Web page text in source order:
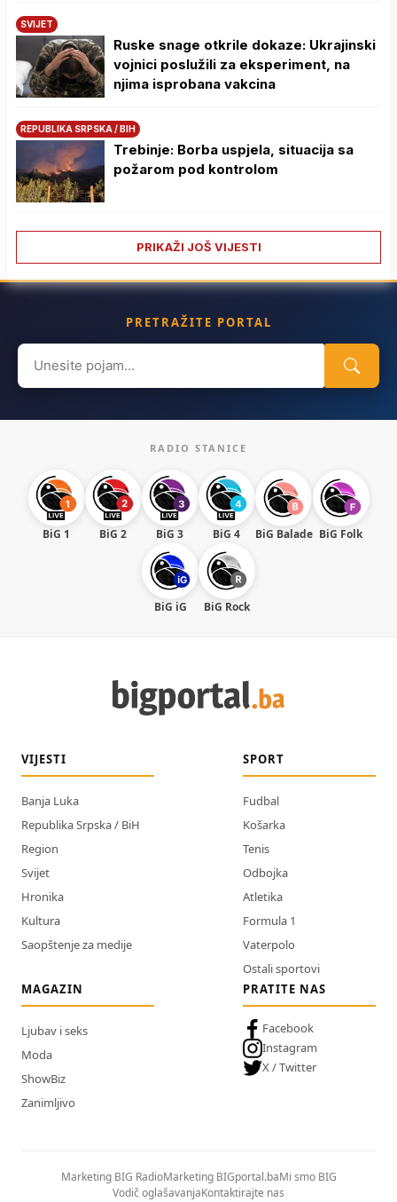
SVIJET
Ruske snage otkrile dokaze: Ukrajinski
vojnici poslužili za eksperiment, na
njima isprobana vakcina
REPUBLIKA SRPSKA / BIH
Trebinje: Borba uspjela, situacija sa
požarom pod kontrolom
PRIKAŽI JOŠ VIJESTI
PRETRAŽITE PORTAL
Search
for:
RADIO STANICE
BiG 1 BiG 2 BiG 3 BiG 4 BiG Balade BiG Folk
BiG iG BiG Rock
VIJESTI
Banja Luka
Republika Srpska / BiH
Region
Svijet
Hronika
Kultura
Saopštenje za medije
SPORT
Fudbal
Košarka
Tenis
Odbojka
Atletika
Formula 1
Vaterpolo
Ostali sportovi
MAGAZIN
Ljubav i seks
Moda
ShowBiz
Zanimljivo
PRATITE NAS
Facebook
Instagram
X / Twitter
Marketing BIG RadioMarketing BIGportal.baMi smo BIG
Vodič oglašavanjaKontaktirajte nas